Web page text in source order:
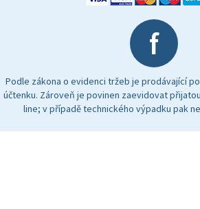
f
Podle zákona o evidenci tržeb je prodávající
účtenku. Zároveň je povinen zaevidovat
line; v případě technického výpadku pak